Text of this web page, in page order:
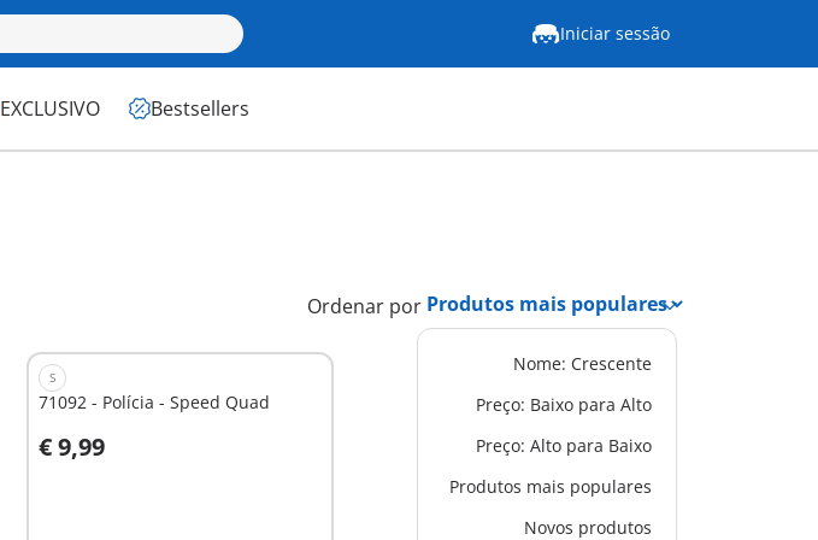
Iniciar sessão
EXCLUSIVO Bestsellers
Ordenar por
Nome: Crescente
Preço: Baixo para Alto
Preço: Alto para Baixo
Produtos mais populares
Novos produtos
S
71092 - Polícia - Speed Quad
€ 9,99
Ao carrinho